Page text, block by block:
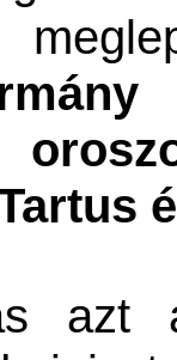
azt